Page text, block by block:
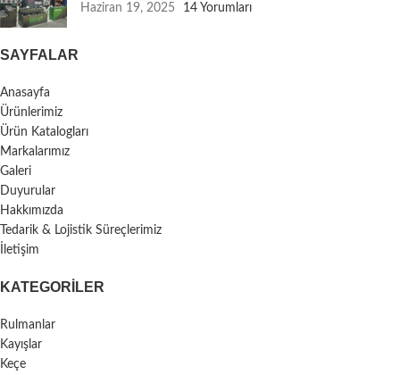
Haziran 19, 2025 14 Yorumları
SAYFALAR
Anasayfa
Ürünlerimiz
Ürün Katalogları
Markalarımız
Galeri
Duyurular
Hakkımızda
Tedarik & Lojistik Süreçlerimiz
İletişim
KATEGORILER
Rulmanlar
Kayışlar
Keçe